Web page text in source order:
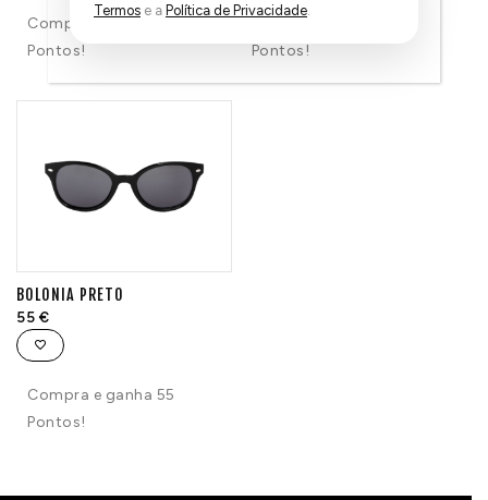
Compra e ganha 55
Pontos!
Compra e ganha 65
Pontos!
BOLONIA PRETO
55 €
Compra e ganha 55
Pontos!
Termos e a Política de Privacidade.